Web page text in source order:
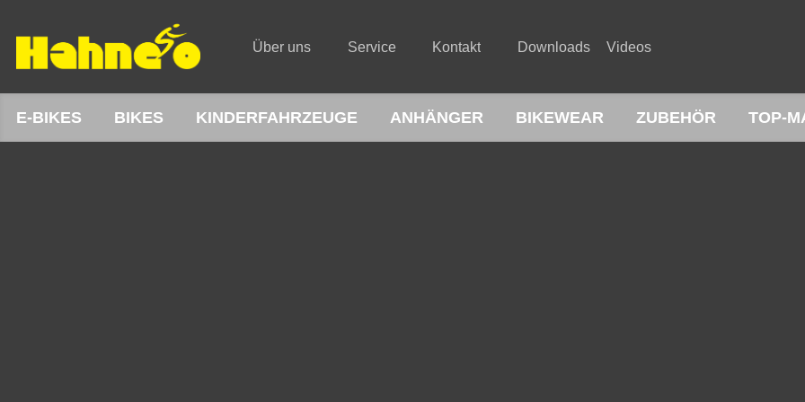
Über uns Service Kontakt Downloads Videos
E-BIKES BIKES KINDERFAHRZEUGE ANHÄNGER BIKEWEAR ZUBEHÖR TOP-